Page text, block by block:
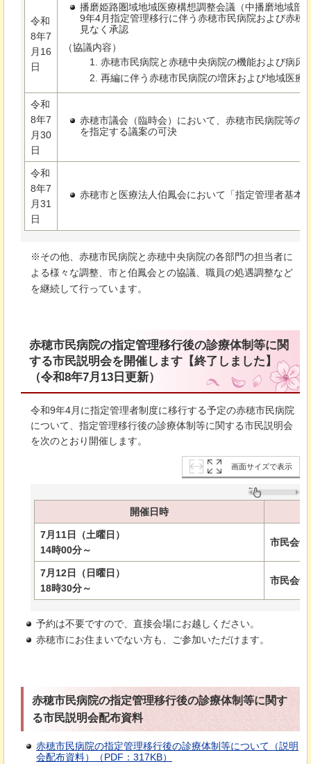
令和
8年7
月16
日
播磨姫路圏域地域医療構想調整会議（中播磨地域部
9年4月指定管理移行に伴う赤穂市民病院および赤穂
見なく承認
（協議内容）
赤穂市民病院と赤穂中央病院の機能および病床
再編に伴う赤穂市民病院の増床および地域医療
令和
8年7
月30
日
赤穂市議会（臨時会）において、赤穂市民病院等の
を指定する議案の可決
令和
8年7
月31
日
赤穂市と医療法人伯鳳会において「指定管理者基本
※その他、赤穂市民病院と赤穂中央病院の各部門の担当者に
よる様々な調整、市と伯鳳会との協議、職員の処遇調整など
を継続して行っています。
赤穂市民病院の指定管理移行後の診療体制等に関
する市民説明会を開催します【終了しました】
（令和8年7月13日更新）
令和9年4月に指定管理者制度に移行する予定の赤穂市民病院
について、指定管理移行後の診療体制等に関する市民説明会
を次のとおり開催します。
画面サイズで表示
開催日時
7月11日（土曜日）
14時00分～
市民会
7月12日（日曜日）
18時30分～
市民会
予約は不要ですので、直接会場にお越しください。
赤穂市にお住まいでない方も、ご参加いただけます。
赤穂市民病院の指定管理移行後の診療体制等に関す
る市民説明会配布資料
赤穂市民病院の指定管理移行後の診療体制等について（説明
会配布資料）（PDF：317KB）